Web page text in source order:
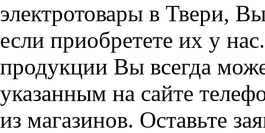
электротовары в Твери,
если приобретете их у
продукции Вы всегда
указанным на сайте
из магазинов. Оставьте